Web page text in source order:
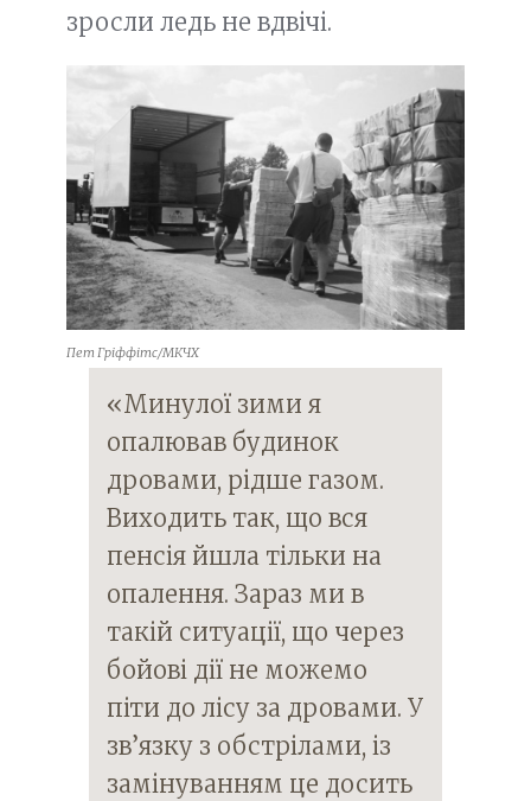
зросли ледь не вдвічі.
Пет Гріффітс/МКЧХ
«Минулої зими я
опалював будинок
дровами, рідше газом.
Виходить так, що вся
пенсія йшла тільки на
опалення. Зараз ми в
такій ситуації, що через
бойові дії не можемо
піти до лісу за дровами. У
зв’язку з обстрілами, із
замінуванням це досить